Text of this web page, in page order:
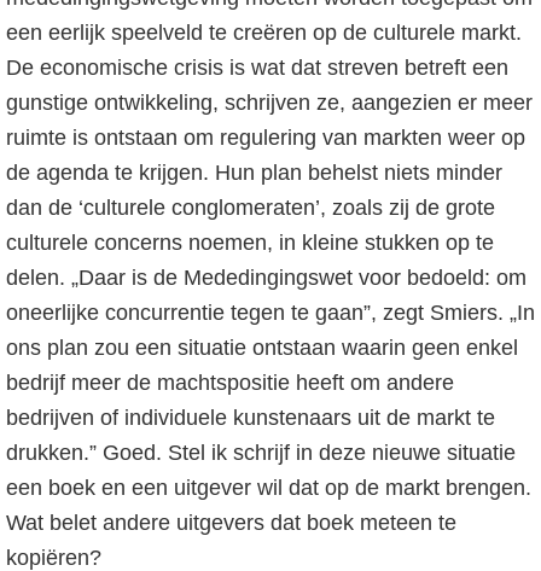
een eerlijk speelveld te creëren op de culturele markt.
De economische crisis is wat dat streven betreft een
gunstige ontwikkeling, schrijven ze, aangezien er meer
ruimte is ontstaan om regulering van markten weer op
de agenda te krijgen. Hun plan behelst niets minder
dan de ‘culturele conglomeraten’, zoals zij de grote
culturele concerns noemen, in kleine stukken op te
delen. „Daar is de Mededingingswet voor bedoeld: om
oneerlijke concurrentie tegen te gaan”, zegt Smiers. „In
ons plan zou een situatie ontstaan waarin geen enkel
bedrijf meer de machtspositie heeft om andere
bedrijven of individuele kunstenaars uit de markt te
drukken.” Goed. Stel ik schrijf in deze nieuwe situatie
een boek en een uitgever wil dat op de markt brengen.
Wat belet andere uitgevers dat boek meteen te
kopiëren?